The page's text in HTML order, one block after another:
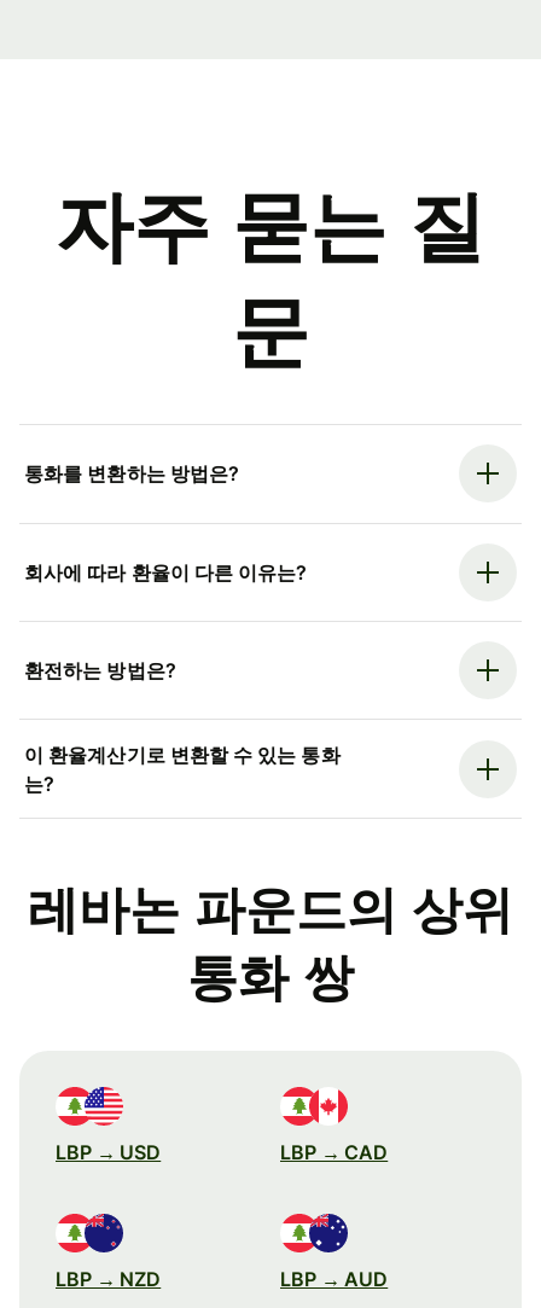
자주 묻는 질
문
통화를 변환하는 방법은?
회사에 따라 환율이 다른 이유는?
환전하는 방법은?
이 환율계산기로 변환할 수 있는 통화
는?
레바논 파운드의 상위
통화 쌍
LBP → USD LBP → CAD
LBP → NZD LBP → AUD